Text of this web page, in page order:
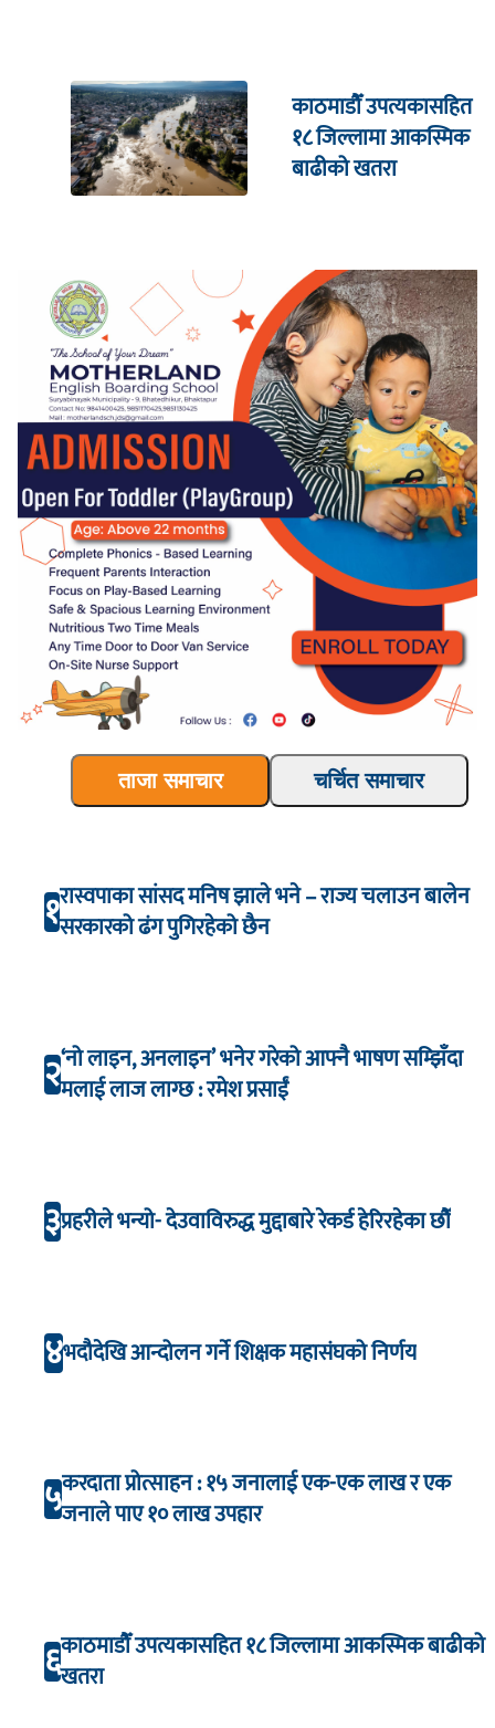
काठमाडौँ उपत्यकासहित
१८ जिल्लामा आकस्मिक
बाढीको खतरा
ताजा समाचार चर्चित समाचार
१रास्वपाका सांसद मनिष झाले भने – राज्य चलाउन बालेन
सरकारको ढंग पुगिरहेको छैन
२‘नो लाइन, अनलाइन’ भनेर गरेको आफ्नै भाषण सम्झिँदा
मलाई लाज लाग्छ : रमेश प्रसाईं
३प्रहरीले भन्यो- देउवाविरुद्ध मुद्दाबारे रेकर्ड हेरिरहेका छौँ
४भदौदेखि आन्दोलन गर्ने शिक्षक महासंघको निर्णय
५करदाता प्रोत्साहन : १५ जनालाई एक-एक लाख र एक
जनाले पाए १० लाख उपहार
६काठमाडौँ उपत्यकासहित १८ जिल्लामा आकस्मिक बाढीको
खतरा